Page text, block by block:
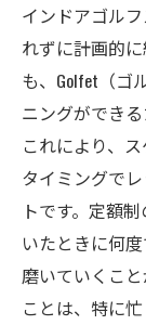
インドアゴル
れずに計画的
も、Golfet（ゴ
ニングができ
これにより、
タイミングで
トです。定額
いたときに何
磨いていくこ
ことは、特に